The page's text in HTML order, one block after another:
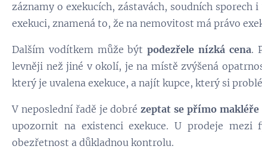
záznamy o exekucích, zástavách, soudních sporech
exekuci, znamená to, že na nemovitost má právo
Dalším vodítkem může býtpodezřele nízká cena.
levněji než jiné v okolí, je na místě zvýšená
který je uvalena exekuce, a najít kupce, který si
V neposlední řadě je dobrézeptat se přímo
upozornit na existenci exekuce. U prodeje
obezřetnost a důkladnou kontrolu.